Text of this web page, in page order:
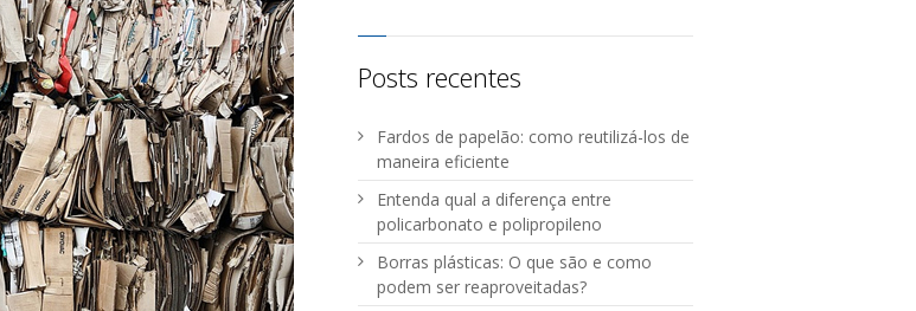
Posts recentes
Fardos de papelão: como reutilizá-los de
maneira eficiente
Entenda qual a diferença entre
policarbonato e polipropileno
Borras plásticas: O que são e como
podem ser reaproveitadas?